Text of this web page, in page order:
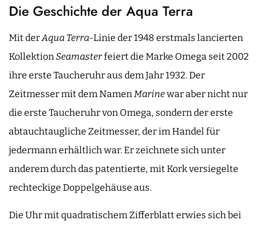
Die Geschichte der Aqua Terra
Mit der Aqua Terra-Linie der 1948 erstmals lancierten
Kollektion Seamasterfeiert die Marke Omega seit 2002
ihre erste Taucheruhr aus dem Jahr 1932. Der
Zeitmesser mit dem Namen Marinewar aber nicht nur
die erste Taucheruhr von Omega, sondern der erste
abtauchtaugliche Zeitmesser, der im Handel für
jedermann erhältlich war. Er zeichnete sich unter
anderem durch das patentierte, mit Kork versiegelte
rechteckige Doppelgehäuse aus.
Die Uhr mit quadratischem Zifferblatt erwies sich bei